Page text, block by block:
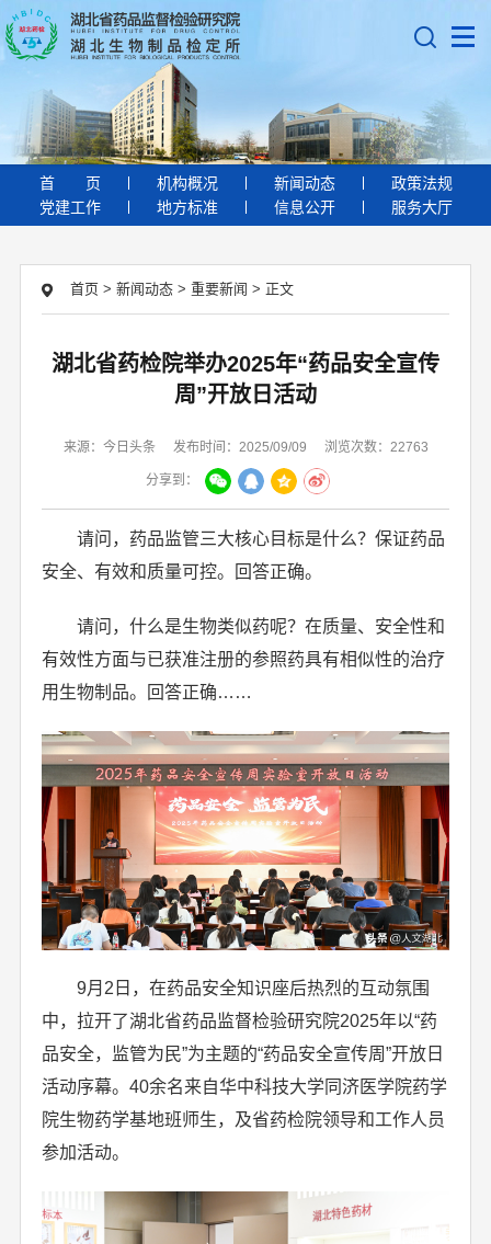
首 页 机构概况 新闻动态
政策法规
党建工作
地方标准 信息公开 服务大厅
首页 >新闻动态 >重要新闻 > 正文
湖北省药检院举办2025年“药品安全宣传
周”开放日活动
来源：今日头条 发布时间：2025/09/09 浏览次数：22763
分享到：
请问，药品监管三大核心目标是什么？保证药品
安全、有效和质量可控。回答正确。
请问，什么是生物类似药呢？在质量、安全性和
有效性方面与已获准注册的参照药具有相似性的治疗
用生物制品。回答正确……
9月2日，在药品安全知识座后热烈的互动氛围
中，拉开了湖北省药品监督检验研究院2025年以“药
品安全，监管为民”为主题的“药品安全宣传周”开放日
活动序幕。40余名来自华中科技大学同济医学院药学
院生物药学基地班师生，及省药检院领导和工作人员
参加活动。